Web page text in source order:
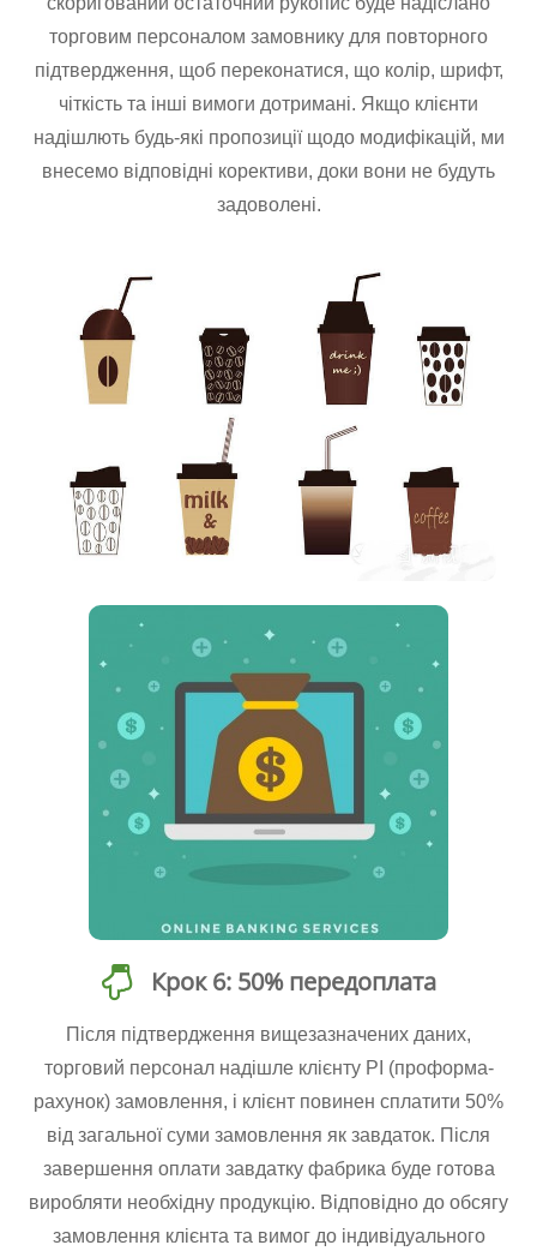
торговим персоналом замовнику для повторного
підтвердження, щоб переконатися, що колір, шрифт,
чіткість та інші вимоги дотримані. Якщо клієнти
надішлють будь-які пропозиції щодо модифікацій, ми
внесемо відповідні корективи, доки вони не будуть
задоволені.
Крок 6: 50% передоплата
Після підтвердження вищезазначених даних,
торговий персонал надішле клієнту PI (проформа-
рахунок) замовлення, і клієнт повинен сплатити 50%
від загальної суми замовлення як завдаток. Після
завершення оплати завдатку фабрика буде готова
виробляти необхідну продукцію. Відповідно до обсягу
замовлення клієнта та вимог до індивідуального